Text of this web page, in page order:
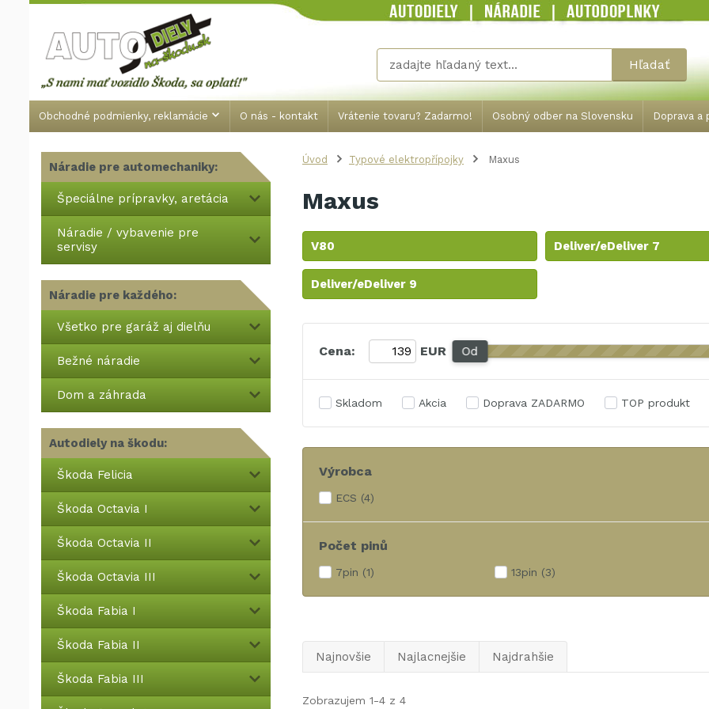
Obchodné podmienky, reklamácie O nás - kontakt Vrátenie tovaru? Zadarmo! Osobný odber na Slovensku Doprava a
Hľadať
Náradie pre automechaniky:
Špeciálne prípravky, aretácia
Náradie / vybavenie pre
servisy
Náradie pre každého:
Všetko pre garáž aj dielňu
Bežné náradie
Dom a záhrada
Autodiely na škodu:
Škoda Felicia
Škoda Octavia I
Škoda Octavia II
Škoda Octavia III
Škoda Fabia I
Škoda Fabia II
Škoda Fabia III
Úvod Typové elektropřípojky Maxus
Maxus
V80 Deliver/eDeliver 7
Deliver/eDeliver 9
Cena: EUR Od
Skladom Akcia Doprava ZADARMO TOP produkt
Výrobca
ECS (4)
Počet pinů
7pin (1) 13pin (3)
Najnovšie Najlacnejšie Najdrahšie
Zobrazujem 1-4 z 4